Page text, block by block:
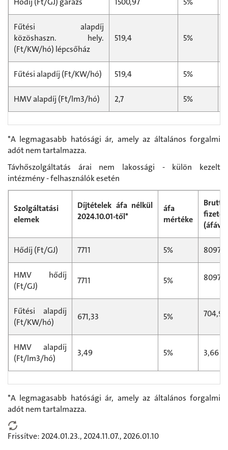
Fűtési alapdíj
közöshaszn. hely.
(Ft/KW/hó) lépcsőház
519,4 5%
Fűtési alapdíj (Ft/KW/hó) 519,4 5%
HMV alapdíj (Ft/lm3/hó) 2,7 5%
*A legmagasabb hatósági ár, amely az általános forgalmi
adót nem tartalmazza.
Távhőszolgáltatás árai nem lakossági - külön kezelt
intézmény - felhasználók esetén
Szolgáltatási
elemek
Díjtételek áfa nélkül
2024.10.01-től*
áfa
mértéke
Bruttó
Hődíj (Ft/GJ) 7711 5% 8097
HMV hődíj
(Ft/GJ)
7711 5% 8097
Fűtési alapdíj
(Ft/KW/hó)
671,33 5% 704,9
HMV alapdíj
(Ft/lm3/hó)
3,49 5% 3,66
*A legmagasabb hatósági ár, amely az általános forgalmi
adót nem tartalmazza.
Frissítve: 2024.01.23., 2024.11.07., 2026.01.10